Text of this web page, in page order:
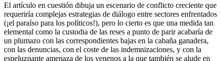
El artículo en cuestión dibuja un escenario de conflicto creciente que
requeriría complejas estrategias de diálogo entre sectores enfrentados
(¡el paraíso para los políticos!), pero lo cierto es que una medida tan
elemental como la custodia de las reses a punto de parir acabaría de
un plumazo con las correspondientes bajas en la cabaña ganadera,
con las denuncias, con el coste de las indemnizaciones, y con la
espeluznante amenaza de los venenos a la que también se alude en